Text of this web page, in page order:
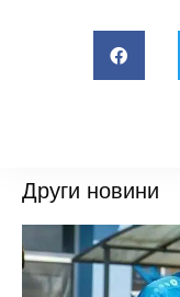
Други новини